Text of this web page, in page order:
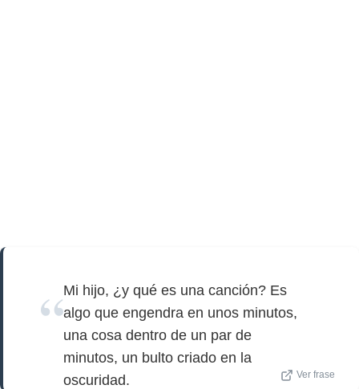
Mi hijo, ¿y qué es una canción? Es
algo que engendra en unos minutos,
una cosa dentro de un par de
minutos, un bulto criado en la
oscuridad.
Ver frase